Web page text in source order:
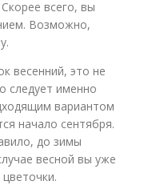
всего, вы
Возможно,
весенний, это не
следует именно
вариантом
начало сентября.
до зимы
весной вы уже